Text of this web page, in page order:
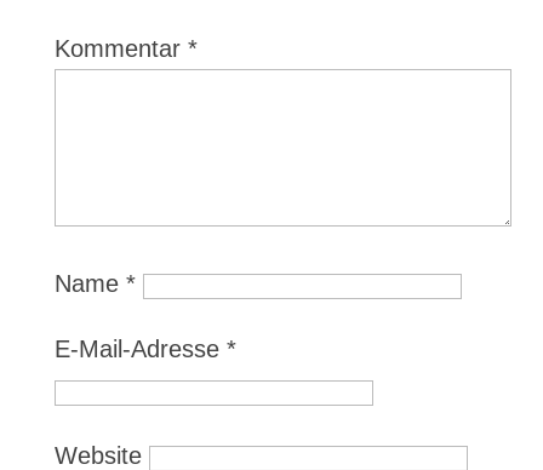
Kommentar *
Name *
E-Mail-Adresse *
Website